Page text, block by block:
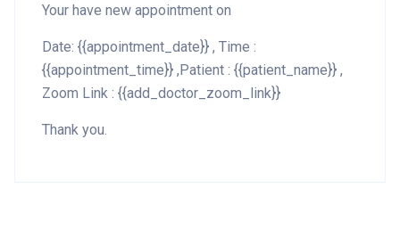
Your have new appointment on
Date: {{appointment_date}} , Time :
{{appointment_time}} ,Patient : {{patient_name}} ,
Zoom Link : {{add_doctor_zoom_link}}
Thank you.